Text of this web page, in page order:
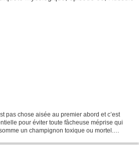
pas chose aisée au premier abord et c’est
pour éviter toute fâcheuse méprise qui
un champignon toxique ou mortel.